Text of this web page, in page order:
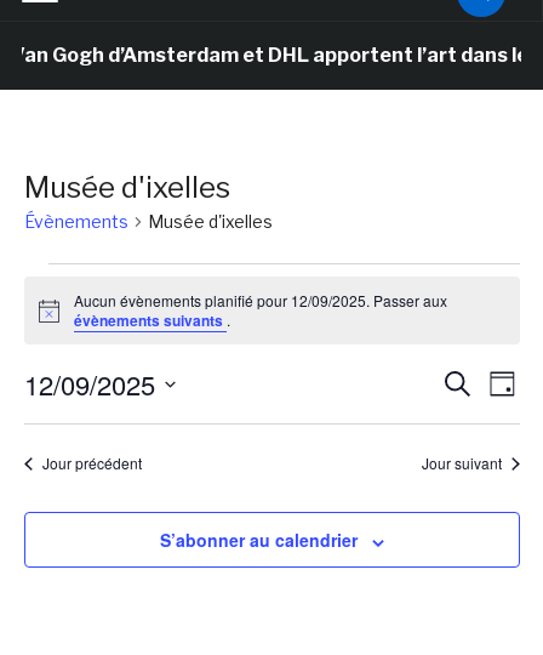
Gogh d’Amsterdam et DHL apportent l’art dans
Musée d'ixelles
Évènements Musée d'ixelles
for
Notice
Aucun évènements planifié pour 12/09/2025. Passer aux
évènements suivants .
et
de
Jour
12/09/2025
Sélectionnez
uneJour précédent Jour suivant
S’abonner au calendrier